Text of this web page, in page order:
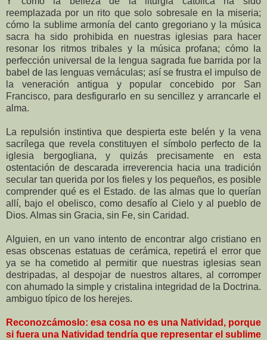
reemplazada por un rito que solo sobresale en la miseria;
cómo la sublime armonía del canto gregoriano y la música
sacra ha sido prohibida en nuestras iglesias para hacer
resonar los ritmos tribales y la música profana; cómo la
perfección universal de la lengua sagrada fue barrida por la
babel de las lenguas vernáculas; así se frustra el impulso de
la veneración antigua y popular concebido por San
Francisco, para desfigurarlo en su sencillez y arrancarle el
alma.
La repulsión instintiva que despierta este belén y la vena
sacrílega que revela constituyen el símbolo perfecto de la
iglesia bergogliana, y quizás precisamente en esta
ostentación de descarada irreverencia hacia una tradición
secular tan querida por los fieles y los pequeños, es posible
comprender qué es el Estado. de las almas que lo querían
allí, bajo el obelisco, como desafío al Cielo y al pueblo de
Dios. Almas sin Gracia, sin Fe, sin Caridad.
Alguien, en un vano intento de encontrar algo cristiano en
esas obscenas estatuas de cerámica, repetirá el error que
ya se ha cometido al permitir que nuestras iglesias sean
destripadas, al despojar de nuestros altares, al corromper
con ahumado la simple y cristalina integridad de la Doctrina.
ambiguo típico de los herejes.
Reconozcámoslo: esa cosa no es una Natividad, porque
si fuera una Natividad tendría que representar el sublime